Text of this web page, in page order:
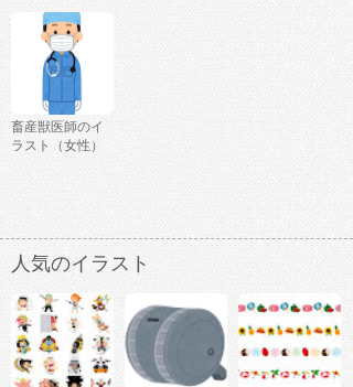
畜産獣医師のイ
ラスト（女性）
人気のイラスト